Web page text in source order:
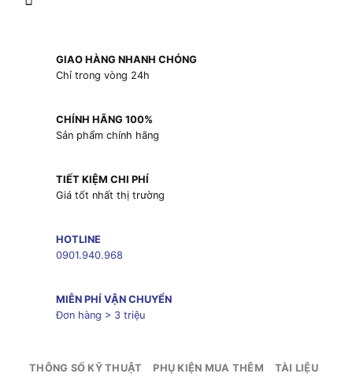
GIAO HÀNG NHANH CHÓNG
Chỉ trong vòng 24h
CHÍNH HÃNG 100%
Sản phẩm chính hãng
TIẾT KIỆM CHI PHÍ
Giá tốt nhất thị trường
HOTLINE
0901.940.968
MIỄN PHÍ VẬN CHUYỂN
Đơn hàng > 3 triệu
THÔNG SỐ KỸ THUẬT PHỤ KIỆN MUA THÊM TÀI LIỆU